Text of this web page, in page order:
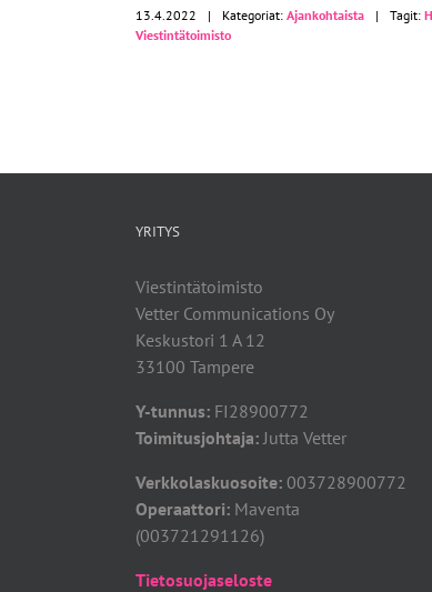
13.4.2022 | Kategoriat: Ajankohtaista | Tagit:
Viestintätoimisto
YRITYS
Viestintätoimisto
Vetter Communications Oy
Keskustori 1 A 12
33100 Tampere
Y-tunnus: FI28900772
Toimitusjohtaja:Jutta Vetter
Verkkolaskuosoite: 003728900772
Operaattori: Maventa
(003721291126)
Tietosuojaseloste